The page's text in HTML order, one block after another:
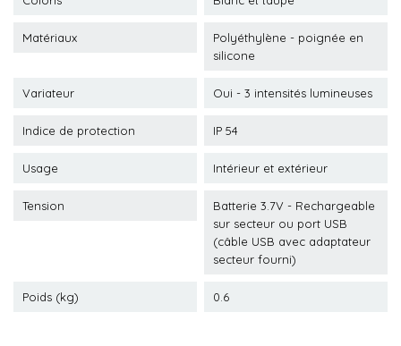
Matériaux
Polyéthylène - poignée en
silicone
Variateur Oui - 3 intensités lumineuses
Indice de protection IP 54
Usage Intérieur et extérieur
Tension
Batterie 3.7V - Rechargeable
sur secteur ou port USB
(câble USB avec adaptateur
secteur fourni)
Poids (kg) 0.6